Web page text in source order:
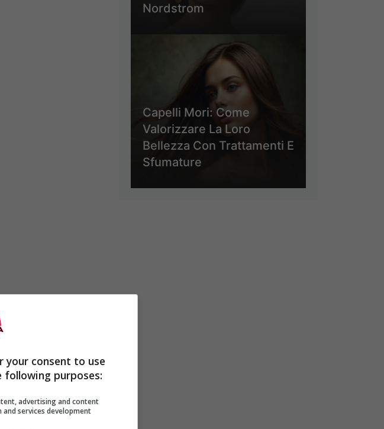
inglese, abate e
Nordstrom
Capelli Mori: Come
Valorizzare La Loro
Bellezza Con Trattamenti E
Sfumature
your consent to use
purposes:
advertising and content
and services development